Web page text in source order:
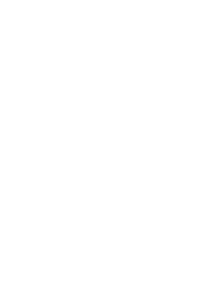
Arłamów, Augustów, Babice Stare,